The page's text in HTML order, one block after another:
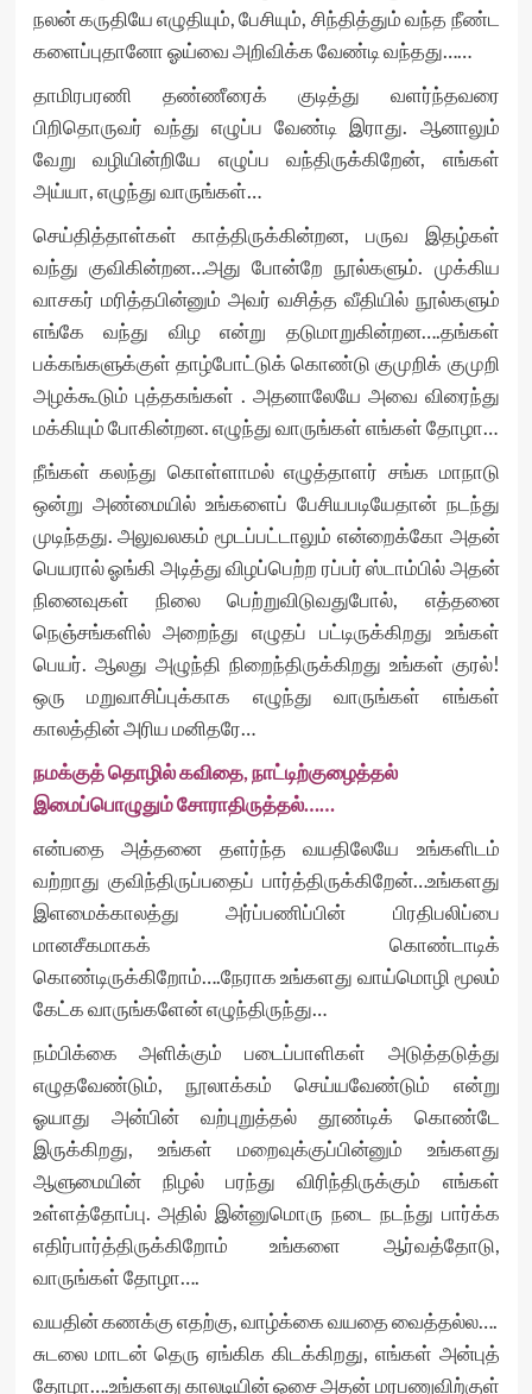
நலன் கருதியே எழுதியும், பேசியும், சிந்தித்தும் வந்த நீண்ட
களைப்புதானோ ஓய்வை அறிவிக்க வேண்டி வந்தது……
தாமிரபரணி தண்ணீரைக் குடித்து வளர்ந்தவரை
பிறிதொருவர் வந்து எழுப்ப வேண்டி இராது. ஆனாலும்
வேறு வழியின்றியே எழுப்ப வந்திருக்கிறேன், எங்கள்
அய்யா, எழுந்து வாருங்கள்…
செய்தித்தாள்கள் காத்திருக்கின்றன, பருவ இதழ்கள்
வந்து குவிகின்றன…அது போன்றே நூல்களும். முக்கிய
வாசகர் மரித்தபின்னும் அவர் வசித்த வீதியில் நூல்களும்
எங்கே வந்து விழ என்று தடுமாறுகின்றன….தங்கள்
பக்கங்களுக்குள் தாழ்போட்டுக் கொண்டு குமுறிக் குமுறி
அழக்கூடும் புத்தகங்கள் . அதனாலேயே அவை விரைந்து
மக்கியும் போகின்றன. எழுந்து வாருங்கள் எங்கள் தோழா…
நீங்கள் கலந்து கொள்ளாமல் எழுத்தாளர் சங்க மாநாடு
ஒன்று அண்மையில் உங்களைப் பேசியபடியேதான் நடந்து
முடிந்தது. அலுவலகம் மூடப்பட்டாலும் என்றைக்கோ அதன்
பெயரால் ஓங்கி அடித்து விழப்பெற்ற ரப்பர் ஸ்டாம்பில் அதன்
நினைவுகள் நிலை பெற்றுவிடுவதுபோல், எத்தனை
நெஞ்சங்களில் அறைந்து எழுதப் பட்டிருக்கிறது உங்கள்
பெயர். ஆலது அழுந்தி நிறைந்திருக்கிறது உங்கள் குரல்!
ஒரு மறுவாசிப்புக்காக எழுந்து வாருங்கள் எங்கள்
காலத்தின் அரிய மனிதரே…
நமக்குத் தொழில் கவிதை, நாட்டிற்குழைத்தல்
இமைப்பொழுதும் சோராதிருத்தல்……
என்பதை அத்தனை தளர்ந்த வயதிலேயே உங்களிடம்
வற்றாது குவிந்திருப்பதைப் பார்த்திருக்கிறேன்…உங்களது
இளமைக்காலத்து அர்ப்பணிப்பின் பிரதிபலிப்பை
மானசீகமாகக் கொண்டாடிக்
கொண்டிருக்கிறோம்….நேராக உங்களது வாய்மொழி மூலம்
கேட்க வாருங்களேன் எழுந்திருந்து…
நம்பிக்கை அளிக்கும் படைப்பாளிகள் அடுத்தடுத்து
எழுதவேண்டும், நூலாக்கம் செய்யவேண்டும் என்று
ஓயாது அன்பின் வற்புறுத்தல் தூண்டிக் கொண்டே
இருக்கிறது, உங்கள் மறைவுக்குப்பின்னும் உங்களது
ஆளுமையின் நிழல் பரந்து விரிந்திருக்கும் எங்கள்
உள்ளத்தோப்பு. அதில் இன்னுமொரு நடை நடந்து பார்க்க
எதிர்பார்த்திருக்கிறோம் உங்களை ஆர்வத்தோடு,
வாருங்கள் தோழா….
வயதின் கணக்கு எதற்கு, வாழ்க்கை வயதை வைத்தல்ல….
சுடலை மாடன் தெரு ஏங்கிக கிடக்கிறது, எங்கள் அன்புத்
தோழா….உங்களது காலடியின் ஓசை அதன் மரபணுவிற்குள்